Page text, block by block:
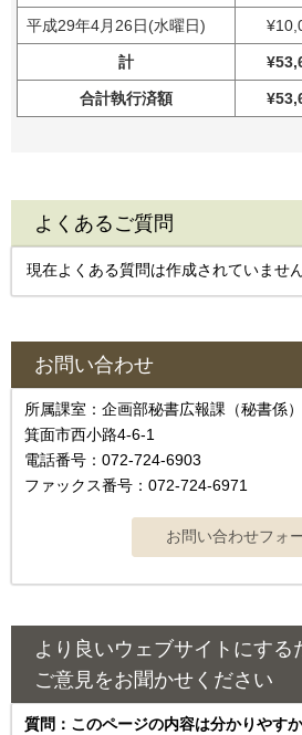
平成29年4月26日(水曜日)
計
合計執行済額
よくあるご質問
現在よくある質問は作成されていません
お問い合わせ
所属課室：企画部秘書広報課（秘書係
箕面市西小路4‐6‐1
電話番号：072-724-6903
ファックス番号：072-724-6971
より良いウェブサイトにする
ご意見をお聞かせください
質問：このページの内容は分かりやす